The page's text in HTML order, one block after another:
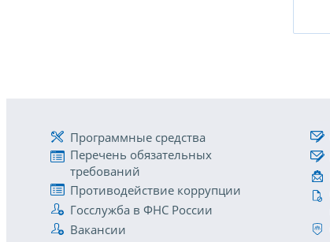
Программные средства
Перечень обязательных
требований
Противодействие коррупции
Госслужба в ФНС России
Вакансии